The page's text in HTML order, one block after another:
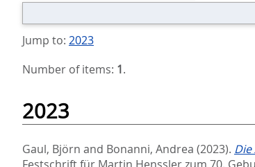
hier:
Jump to: 2023
Number of items: 1.
2023
Gaul, Björn and Bonanni, Andrea (2023).